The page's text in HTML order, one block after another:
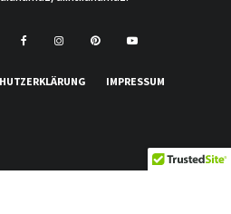
IMPRESSUM